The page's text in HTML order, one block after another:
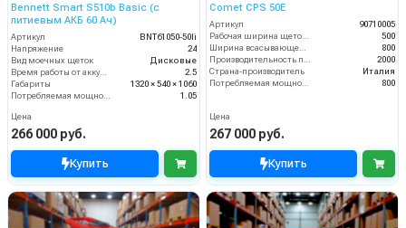
Bennett Smart S510b Basic (с
литиевым АКБ 60 Ач)
Артикул
BNT61050-50li
Напряжение
24
Вид моечных щеток
Дисковые
Время работы от аккумуляторов (ч)
2.5
Габариты
1320 × 540 × 1060
1.05
Цена
266 000 руб.
Купить
Comet CPS 50E
Артикул
90710005
500
800
2000
Страна-производитель
Италия
800
Цена
267 000 руб.
Купить